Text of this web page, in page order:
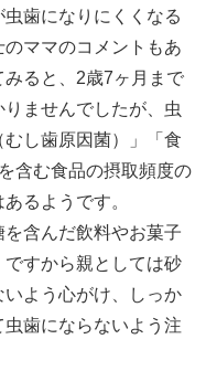
歯になりにくくなる
ママのコメントもあ
ると、2歳7ヶ月まで
ませんでしたが、虫
し歯原因菌）」「食
含む食品の摂取頻度の
るようです。
含んだ飲料やお菓子
すから親としては砂
よう心がけ、しっか
歯にならないよう注